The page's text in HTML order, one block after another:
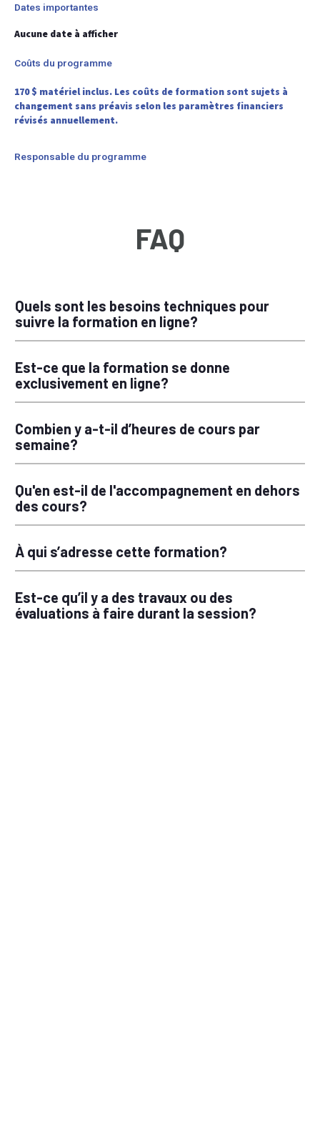
Dates importantes
Aucune date à afficher
Coûts du programme
170 $ matériel inclus. Les coûts de formation sont sujets à
changement sans préavis selon les paramètres financiers
révisés annuellement.
Responsable du programme
FAQ
Quels sont les besoins techniques pour
suivre la formation en ligne?
Est-ce que la formation se donne
exclusivement en ligne?
Combien y a-t-il d’heures de cours par
semaine?
Qu'en est-il de l'accompagnement en dehors
des cours?
À qui s’adresse cette formation?
Est-ce qu’il y a des travaux ou des
évaluations à faire durant la session?